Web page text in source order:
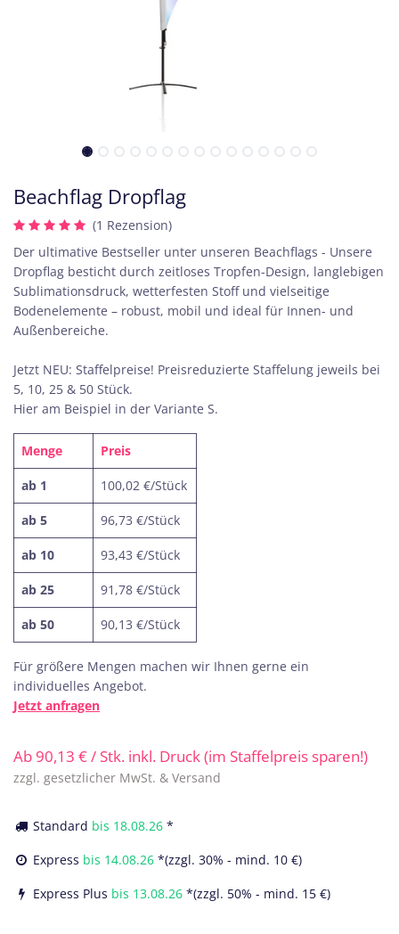
Beachflag Dropflag
(1 Rezension)
Der ultimative Bestseller unter unseren Beachflags - Unsere
Dropflag besticht durch zeitloses Tropfen-Design, langlebigen
Sublimationsdruck, wetterfesten Stoff und vielseitige
Bodenelemente – robust, mobil und ideal für Innen- und
Außenbereiche.
Jetzt NEU: Staffelpreise! Preisreduzierte Staffelung jeweils bei
5, 10, 25 & 50 Stück.
Hier am Beispiel in der Variante S.
Menge Preis
ab 1 100,02 €/Stück
ab 5 96,73 €/Stück
ab 10 93,43 €/Stück
ab 25 91,78 €/Stück
ab 50 90,13 €/Stück
Für größere Mengen machen wir Ihnen gerne ein
individuelles Angebot.
Jetzt anfragen
Ab 90,13 €/ Stk. inkl. Druck (im Staffelpreis sparen!)
zzgl. gesetzlicher MwSt. & Versand
Standard bis 18.08.26 *
Express bis 14.08.26 *(zzgl. 30% - mind. 10 €)
Express Plus bis 13.08.26 *(zzgl. 50% - mind. 15 €)